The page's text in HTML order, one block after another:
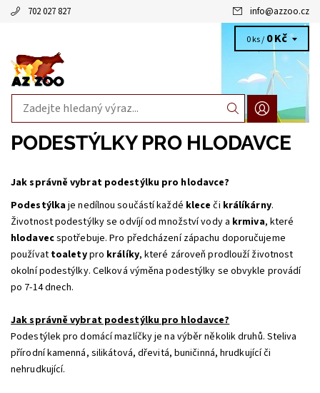
702 027 827 info@azzoo.cz
0 ks / 0 Kč
PODESTÝLKY PRO HLODAVCE
Jak správně vybrat podestýlku pro hlodavce?
Podestýlkaje nedílnou součástí každé kleceči králíkárny.
Životnost podestýlky se odvíjí od množství vody a krmiva, které
hlodavecspotřebuje. Pro předcházení zápachu doporučujeme
používat toaletypro králíky, které zároveň prodlouží životnost
okolní podestýlky. Celková výměna podestýlky se obvykle provádí
po 7-14 dnech.
Jak správně vybrat podestýlku pro hlodavce?
Podestýlek pro domácí mazlíčky je na výběr několik druhů. Steliva
přírodní kamenná, silikátová, dřevitá, buničinná, hrudkující či
nehrudkující.